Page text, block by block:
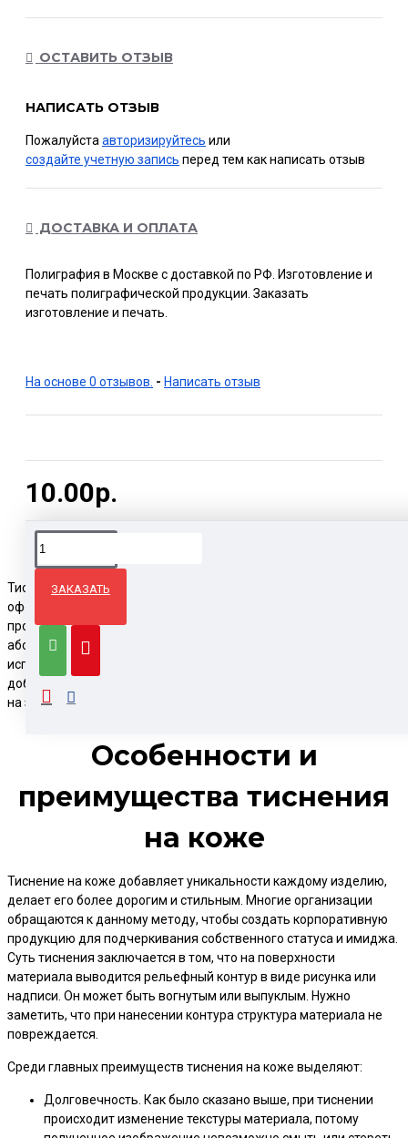
ОСТАВИТЬ ОТЗЫВ
НАПИСАТЬ ОТЗЫВ
Пожалуйста авторизируйтесь или
создайте учетную запись перед тем как написать отзыв
ДОСТАВКА И ОПЛАТА
Полиграфия в Москве с доставкой по РФ. Изготовление и
печать полиграфической продукции. Заказать
изготовление и печать.
На основе 0 отзывов. - Написать отзыв
10.00р.
ЗАКАЗАТЬ
Тиснение на коже считается одним из популярных способов
оформления изделий: мебели, аксессуаров, сувенирной
продукции и прочие. На них можно наносить рисунки, надписи,
абстракции и прочие. Данный процесс подразумевает
использование передовых технологий, которые позволяют
добиться нужной текстуры, объема, оттенков. Тиснение на коже
на заказ готова предоставить типография Poligrafkin.
Особенности и
преимущества тиснения
на коже
Тиснение на коже добавляет уникальности каждому изделию,
делает его более дорогим и стильным. Многие организации
обращаются к данному методу, чтобы создать корпоративную
продукцию для подчеркивания собственного статуса и имиджа.
Суть тиснения заключается в том, что на поверхности
материала выводится рельефный контур в виде рисунка или
надписи. Он может быть вогнутым или выпуклым. Нужно
заметить, что при нанесении контура структура материала не
повреждается.
Среди главных преимуществ тиснения на коже выделяют:
Долговечность. Как было сказано выше, при тиснении
происходит изменение текстуры материала, потому